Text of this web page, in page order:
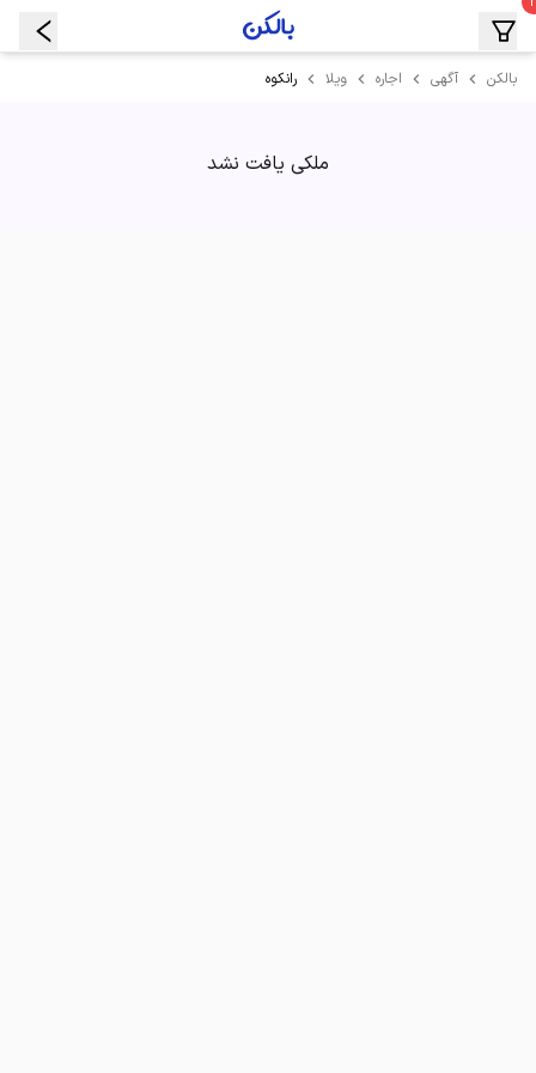
بالکن آگهی اجاره ویلا رانکوه
ملکی یافت نشد